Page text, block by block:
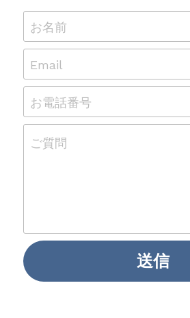
お名前
Email
お電話番号
ご質問
送信